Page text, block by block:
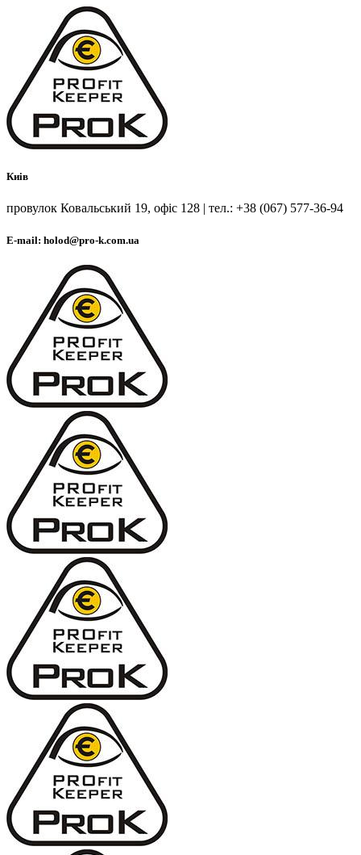
Киів
провулок Ковальський 19, офіс 128 | тел.: +38 (067) 577-36-94
E-mail: holod@pro-k.com.ua